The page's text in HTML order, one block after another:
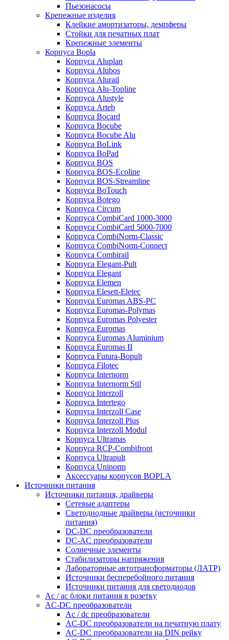
Пьезонасосы
Крепежные изделия
Клейкие амортизаторы, демпферы
Стойки для печатных плат
Крепежные элементы
Корпуса Bopla
Корпуса Aluplan
Корпуса Alubos
Корпуса Alurail
Корпуса Alu-Topline
Корпуса Alustyle
Корпуса Arteb
Корпуса Bocard
Корпуса Bocube
Корпуса Bocube Alu
Корпуса BoLink
Корпуса BoPad
Корпуса BOS
Корпуса BOS-Ecoline
Корпуса BOS-Streamline
Корпуса BoTouch
Корпуса Botego
Корпуса Circum
Корпуса CombiCard 1000-3000
Корпуса CombiCard 5000-7000
Корпуса CombiNorm-Classic
Корпуса CombiNorm-Connect
Корпуса Combirail
Корпуса Elegant-Pult
Корпуса Elegant
Корпуса Elemen
Корпуса Elesett-Eletec
Корпуса Euromas ABS-PC
Корпуса Euromas-Polymas
Корпуса Euromas Polyester
Корпуса Euromas
Корпуса Euromas Aluminium
Корпуса Euromas II
Корпуса Futura-Bopult
Корпуса Filotec
Корпуса Internorm
Корпуса Internorm Stil
Корпуса Interzoll
Корпуса Intertego
Корпуса Interzoll Case
Корпуса Interzoll Plus
Корпуса Interzoll Modul
Корпуса Ultramas
Корпуса RCP-Combifront
Корпуса Ultrapult
Корпуса Uninorm
Аксессуары корпусов BOPLA
Источники питания
Источники питания, драйверы
Сетевые адаптеры
Светодиодные драйверы (источники
питания)
DC-DC преобразователи
DC-AC преобразователи
Солнечные элементы
Стабилизаторы напряжения
Лабораторные автотрансформаторы (ЛАТР)
Источники бесперебойного питания
Источники питания для светодиодов
Ac / ac блоки питания в розетку
AC-DC преобразователи
Ac / dc преобразователи
AC-DC преобразователи на печатную плату
AC-DC преобразователи на DIN рейку